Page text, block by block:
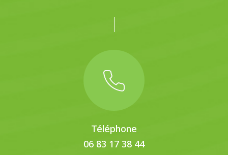
Téléphone
06 83 17 38 44